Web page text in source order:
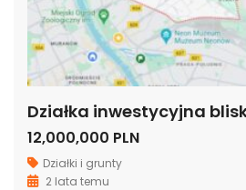
12,000,000 PLN
Działki i grunty
2 lata temu